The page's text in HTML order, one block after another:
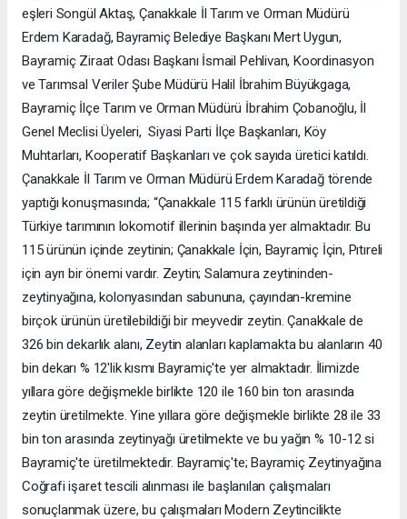
eşleri Songül Aktaş, Çanakkale İl Tarım ve Orman Müdürü
Erdem Karadağ, Bayramiç Belediye Başkanı Mert Uygun,
Bayramiç Ziraat Odası Başkanı İsmail Pehlivan, Koordinasyon
ve Tarımsal Veriler Şube Müdürü Halil İbrahim Büyükgaga,
Bayramiç İlçe Tarım ve Orman Müdürü İbrahim Çobanoğlu, İl
Genel Meclisi Üyeleri, Siyasi Parti İlçe Başkanları, Köy
Muhtarları, Kooperatif Başkanları ve çok sayıda üretici katıldı.
Çanakkale İl Tarım ve Orman Müdürü Erdem Karadağ törende
yaptığı konuşmasında; “Çanakkale 115 farklı ürünün üretildiği
Türkiye tarımının lokomotif illerinin başında yer almaktadır. Bu
115 ürünün içinde zeytinin; Çanakkale İçin, Bayramiç İçin, Pıtıreli
için ayrı bir önemi vardır. Zeytin; Salamura zeytininden-
zeytinyağına, kolonyasından sabununa, çayından-kremine
birçok ürünün üretilebildiği bir meyvedir zeytin. Çanakkale de
326 bin dekarlık alanı, Zeytin alanları kaplamakta bu alanların 40
bin dekarı % 12'lik kısmı Bayramiç'te yer almaktadır. İlimizde
yıllara göre değişmekle birlikte 120 ile 160 bin ton arasında
zeytin üretilmekte. Yine yıllara göre değişmekle birlikte 28 ile 33
bin ton arasında zeytinyağı üretilmekte ve bu yağın % 10-12 si
Bayramiç'te üretilmektedir. Bayramiç'te; Bayramiç Zeytinyağına
Coğrafi işaret tescili alınması ile başlanılan çalışmaları
sonuçlanmak üzere, bu çalışmaları Modern Zeytincilikte